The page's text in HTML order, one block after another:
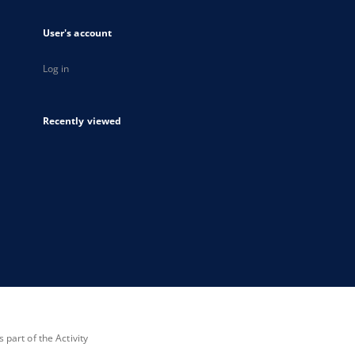
User's account
Log in
Recently viewed
part of the Activity